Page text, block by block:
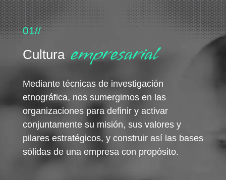
01//
Cultura empresarial
Mediante técnicas de investigación
etnográfica, nos sumergimos en las
organizaciones para definir y activar
conjuntamente su misión, sus valores y
pilares estratégicos, y construir así las bases
sólidas de una empresa con propósito.